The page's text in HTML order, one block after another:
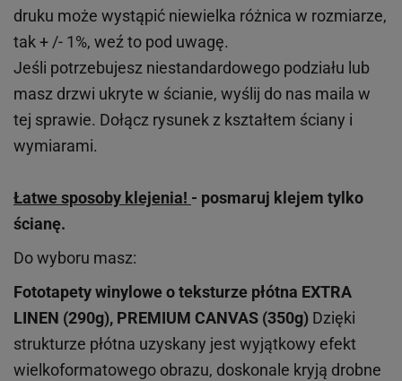
druku może wystąpić niewielka różnica w rozmiarze,
tak + /- 1%, weź to pod uwagę.
Jeśli potrzebujesz niestandardowego podziału lub
masz drzwi ukryte w ścianie, wyślij do nas maila w
tej sprawie. Dołącz rysunek z kształtem ściany i
wymiarami.
Łatwe sposoby klejenia! - posmaruj klejem tylko
ścianę.
Do wyboru masz:
Fototapety winylowe oteksturze płótna EXTRA
LINEN (290g), PREMIUM CANVAS (350g) Dzięki
strukturze płótna uzyskany jest wyjątkowy efekt
wielkoformatowego obrazu, doskonale kryją drobne